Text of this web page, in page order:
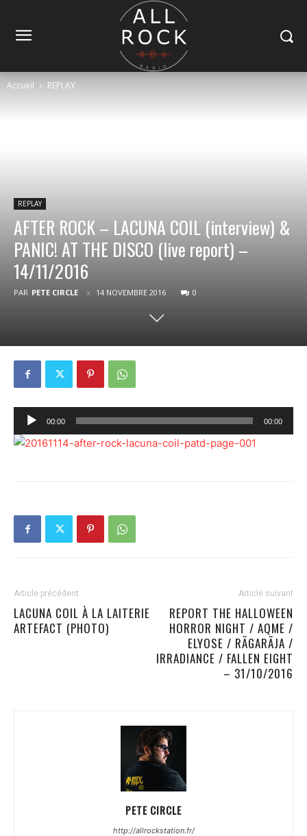
Accueil REPLAY
REPLAY
AFTER ROCK – LACUNA COIL (interview) &
PANIC! AT THE DISCO (live report) –
14/11/2016
PAR PETE CIRCLE 14 NOVEMBRE 2016 0
Lecteur
audio
00:00 00:00
Article précédent
LACUNA COIL À LA LAITERIE
ARTEFACT (PHOTO)
Article suivant
REPORT THE HALLOWEEN
HORROR NIGHT / AQME /
ELYOSE / RÃGARÃJA /
IRRADIANCE / FALLEN EIGHT
– 31/10/2016
PETE CIRCLE
http://allrockstation.fr/